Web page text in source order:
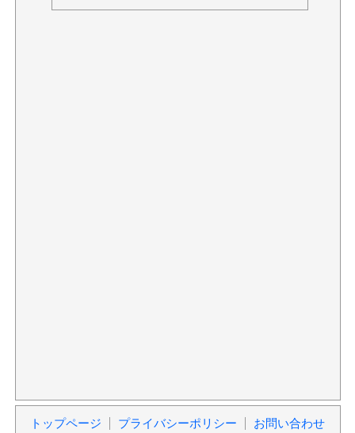
トップページ プライバシーポリシー お問い合わせ